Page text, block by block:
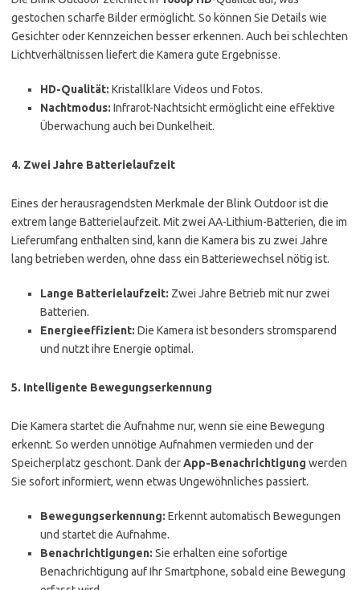
gestochen scharfe Bilder ermöglicht. So können Sie Details wie
Gesichter oder Kennzeichen besser erkennen. Auch bei schlechten
Lichtverhältnissen liefert die Kamera gute Ergebnisse.
HD-Qualität: Kristallklare Videos und Fotos.
Nachtmodus: Infrarot-Nachtsicht ermöglicht eine effektive
Überwachung auch bei Dunkelheit.
4. Zwei Jahre Batterielaufzeit
Eines der herausragendsten Merkmale der Blink Outdoor ist die
extrem lange Batterielaufzeit. Mit zwei AA-Lithium-Batterien, die im
Lieferumfang enthalten sind, kann die Kamera bis zu zwei Jahre
lang betrieben werden, ohne dass ein Batteriewechsel nötig ist.
Lange Batterielaufzeit: Zwei Jahre Betrieb mit nur zwei
Batterien.
Energieeffizient: Die Kamera ist besonders stromsparend
und nutzt ihre Energie optimal.
5. Intelligente Bewegungserkennung
Die Kamera startet die Aufnahme nur, wenn sie eine Bewegung
erkennt. So werden unnötige Aufnahmen vermieden und der
Speicherplatz geschont. Dank derApp-Benachrichtigung werden
Sie sofort informiert, wenn etwas Ungewöhnliches passiert.
Bewegungserkennung: Erkennt automatisch Bewegungen
und startet die Aufnahme.
Benachrichtigungen: Sie erhalten eine sofortige
Benachrichtigung auf Ihr Smartphone, sobald eine Bewegung